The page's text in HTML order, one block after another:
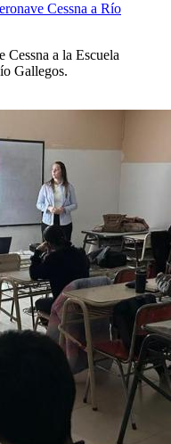
Cessna a Río
Cessna a la Escuela
Gallegos.